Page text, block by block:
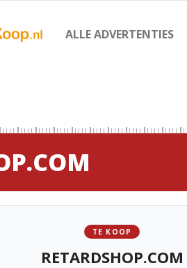
ALLE ADVERTENTIES
TE KOOP
RETARDSHOP.COM